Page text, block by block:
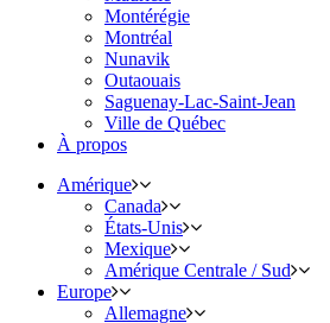
Montérégie
Montréal
Nunavik
Outaouais
Saguenay-Lac-Saint-Jean
Ville de Québec
À propos
Amérique
Canada
États-Unis
Mexique
Amérique Centrale / Sud
Europe
Allemagne